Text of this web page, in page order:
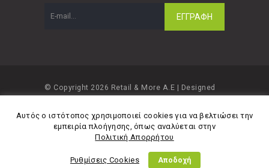
© Copyright 2026 Retail & More A.E | Designed
Πολιτική Απορρήτου Όροι Χρήσης
Αυτός ο ιστότοπος χρησιμοποιεί cookies για να βελτιώσει την
εμπειρία πλοήγησης, όπως αναλύεται στην
Πολιτική Απορρήτου
Ρυθμίσεις Cookies Αποδοχή